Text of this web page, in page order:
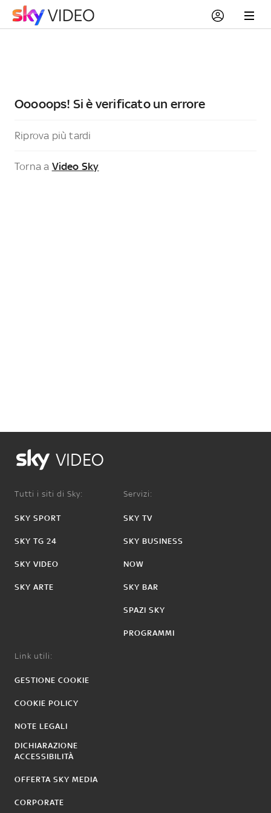
Ooooops! Si è verificato un errore
Riprova più tardi
Torna a Video Sky
VIDEO
Tutti i siti di Sky:
SKY SPORT
SKY TG 24
SKY VIDEO
SKY ARTE
Servizi:
SKY TV
SKY BUSINESS
NOW
SKY BAR
SPAZI SKY
PROGRAMMI
Link utili:
GESTIONE COOKIE
COOKIE POLICY
NOTE LEGALI
DICHIARAZIONE
ACCESSIBILITÀ
OFFERTA SKY MEDIA
CORPORATE